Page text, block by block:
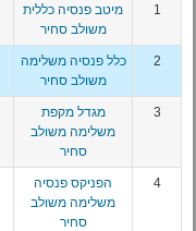
1
מיטב פנסיה כללית
משולב סחיר
2
כלל פנסיה משלימה
משולב סחיר
3
מגדל מקפת
משלימה משולב
סחיר
4
הפניקס פנסיה
משלימה משולב
סחיר